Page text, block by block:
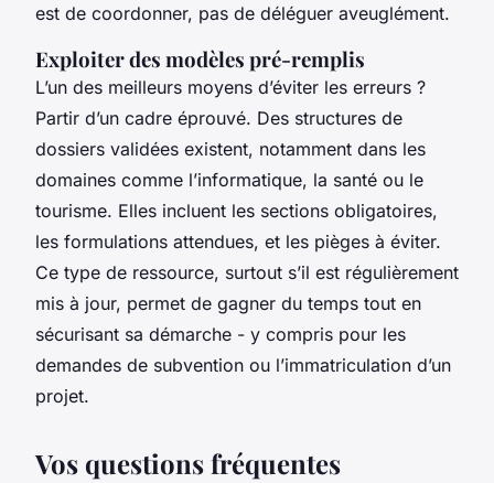
est de coordonner, pas de déléguer aveuglément.
Exploiter des modèles pré-remplis
L’un des meilleurs moyens d’éviter les erreurs ?
Partir d’un cadre éprouvé. Des structures de
dossiers validées existent, notamment dans les
domaines comme l’informatique, la santé ou le
tourisme. Elles incluent les sections obligatoires,
les formulations attendues, et les pièges à éviter.
Ce type de ressource, surtout s’il est régulièrement
mis à jour, permet de gagner du temps tout en
sécurisant sa démarche - y compris pour les
demandes de subvention ou l’immatriculation d’un
projet.
Vos questions fréquentes